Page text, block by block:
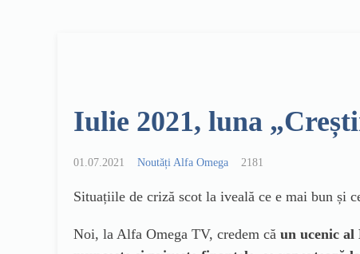
Iulie 2021, luna
01.07.2021 Noutăți Alfa Omega 2181
Situațiile de criză scot la iveală ce e mai bun și
Noi, la Alfa Omega TV, credem că un ucenic